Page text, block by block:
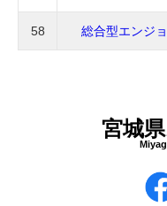
58 総合型エンジ
宮城